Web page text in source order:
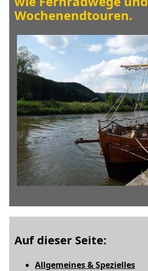
Wochenendtouren.
Auf dieser Seite:
Allgemeines & Spezielles